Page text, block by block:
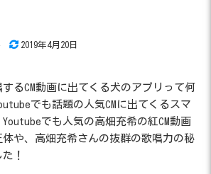
2019年4月20日
るCM動画に出てくる犬のアプリって何
でも話題の人気CMに出てくるスマ
でも人気の高畑充希の紅CM動画
や、高畑充希さんの抜群の歌唱力の秘
！